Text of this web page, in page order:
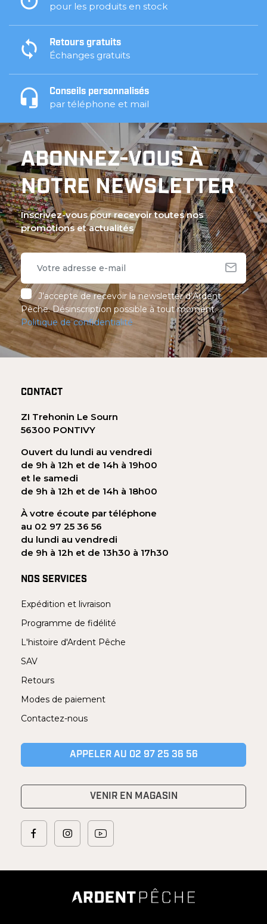
pour les produits en stock
Retours gratuits
Échanges gratuits
Conseils personnalisés
par téléphone et mail
ABONNEZ-VOUS À
NOTRE NEWSLETTER
Inscrivez-vous pour recevoir toutes nos
promotions et actualités
J’accepte de recevoir la newsletter d’Ardent
Pêche. Désinscription possible à tout moment.
Politique de confidentialité
CONTACT
ZI Trehonin Le Sourn
56300 PONTIVY
Ouvert du lundi au vendredi
de 9h à 12h et de 14h à 19h00
et le samedi
de 9h à 12h et de 14h à 18h00
À votre écoute par téléphone
au 02 97 25 36 56
du lundi au vendredi
de 9h à 12h et de 13h30 à 17h30
NOS SERVICES
Expédition et livraison
Programme de fidélité
L'histoire d'Ardent Pêche
SAV
Retours
Modes de paiement
Contactez-nous
APPELER AU 02 97 25 36 56
VENIR EN MAGASIN